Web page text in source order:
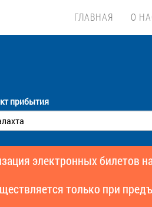
ГЛАВНАЯ О
прибытия
электронных билетов
только при